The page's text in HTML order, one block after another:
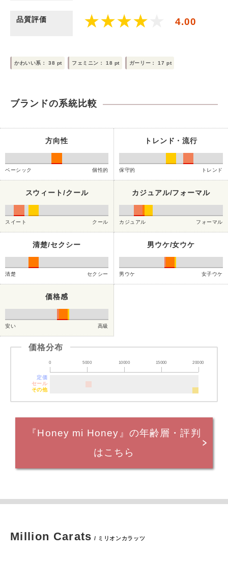
品質評価 4.00
かわいい系：38 pt フェミニン： 18 pt ガーリー：17pt
ブランドの系統比較
方向性
ベーシック 個性的
トレンド・流行
保守的 トレンド
スウィート/クール
スイート クール
カジュアル/フォーマル
カジュアル フォーマル
清楚/セクシー
清楚 セクシー
男ウケ/女ウケ
男ウケ 女子ウケ
価格感
安い 高級
価格分布
0 5000 10000 15000 20000
定価
セール
その他
『Honey mi Honey』の年齢層・評判
はこちら
Million Carats / ミリオンカラッツ